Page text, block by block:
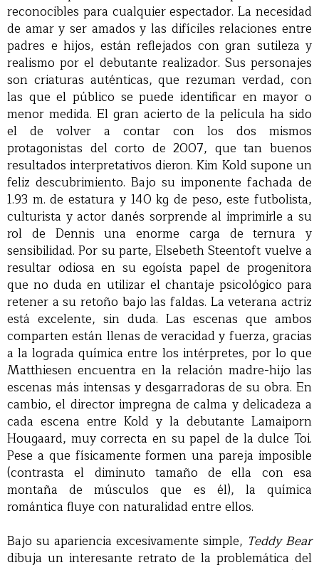
reconocibles para cualquier espectador. La necesidad
de amar y ser amados y las difíciles relaciones entre
padres e hijos, están reflejados con gran sutileza y
realismo por el debutante realizador. Sus personajes
son criaturas auténticas, que rezuman verdad, con
las que el público se puede identificar en mayor o
menor medida. El gran acierto de la película ha sido
el de volver a contar con los dos mismos
protagonistas del corto de 2007, que tan buenos
resultados interpretativos dieron. Kim Kold supone un
feliz descubrimiento. Bajo su imponente fachada de
1.93 m. de estatura y 140 kg de peso, este futbolista,
culturista y actor danés sorprende al imprimirle a su
rol de Dennis una enorme carga de ternura y
sensibilidad. Por su parte, Elsebeth Steentoft vuelve a
resultar odiosa en su egoísta papel de progenitora
que no duda en utilizar el chantaje psicológico para
retener a su retoño bajo las faldas. La veterana actriz
está excelente, sin duda. Las escenas que ambos
comparten están llenas de veracidad y fuerza, gracias
a la lograda química entre los intérpretes, por lo que
Matthiesen encuentra en la relación madre-hijo las
escenas más intensas y desgarradoras de su obra. En
cambio, el director impregna de calma y delicadeza a
cada escena entre Kold y la debutante Lamaiporn
Hougaard, muy correcta en su papel de la dulce Toi.
Pese a que físicamente formen una pareja imposible
(contrasta el diminuto tamaño de ella con esa
montaña de músculos que es él), la química
romántica fluye con naturalidad entre ellos.
Bajo su apariencia excesivamente simple, Teddy Bear
dibuja un interesante retrato de la problemática del